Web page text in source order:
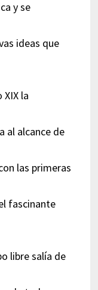
y se
ideas que
la
al alcance de
las primeras
fascinante
libre salía de